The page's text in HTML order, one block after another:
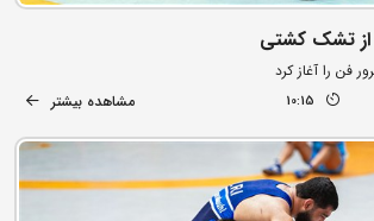
فن را آغاز کرد
10:15 مشاهده بیشتر